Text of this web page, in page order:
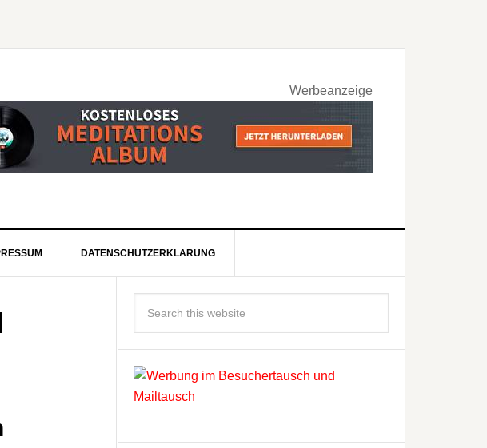
Werbeanzeige
DATENSCHUTZERKLÄRUNG